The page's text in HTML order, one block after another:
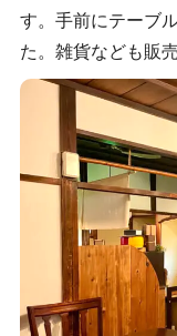
す。手前にテーブ
た。雑貨なども販